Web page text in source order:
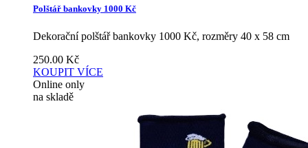
Polštář bankovky 1000 Kč
Dekorační polštář bankovky 1000 Kč, rozměry 40 x 58 cm
250.00 Kč
KOUPIT VÍCE
Online only
na skladě